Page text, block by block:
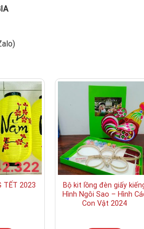
TẾT 2023
Bộ kit lồng đèn giấy
Hình Ngôi Sao – Hình
Con Vật 2024